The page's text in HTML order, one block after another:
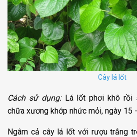
Cây lá lốt
Cách sử dụng:Lá lốt phơi khô rồi
chữa xương khớp nhức mỏi, ngày 15
Ngâm cả cây lá lốt với rượu trắng